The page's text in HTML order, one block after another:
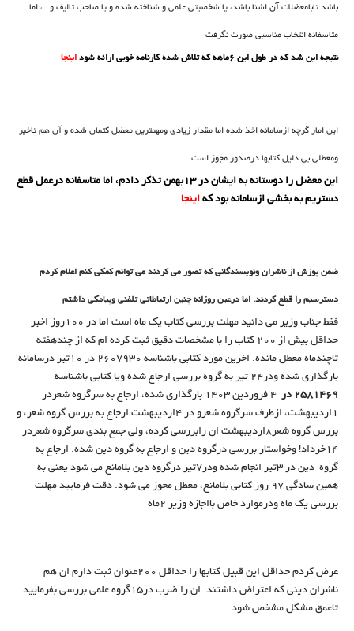
باشد تابامعضلات آن اشنا باشد، یا شخصیتی علمی و شناخته شده و یا صاحب تالیف و...، اما
متاسفانه انتخاب مناسبی صورت نگرفت
نتیجه این شد که در طول این 6ماهه که تلاش شده کارنامه خوبی ارائه شود اینجا
این امار گرچه ازسامانه اخذ شده اما مقدار زیادی ومهمترین معضل کتمان شده و آن هم تاخیر
ومعطلی بی دلیل کتابها درصدور مجوز است
این معضل را دوستانه به ایشان در 13بهمن تذکر دادم، اما متاسفانه درعمل قطع
دستریم به بخشی ازسامانه بود که اینجا
ضمن پوزش از ناشران ونویسندگانی که تصور می کردند می توانم کمکی کنم اعلام کردم
دسترسیم را قطع کردند. اما درعین روزانه چنین ارتباطاتی تلفنی وپیامکی داشتم
فقط جناب وزیر می دانید مهلت بررسی کتاب یک ماه است اما در 100روز اخیر
حداقل بیش از 200 کتاب را با مشخصات دقیق ثبت کرده ام که از چندهفته
تاچندماه معطل مانده. اخرین مورد کتابی باشناسه 2607930 در 10تیر درسامانه
بارگذاری شده ودر24 تیر به گروه بررسی ارجاع شده ویا کتابی باشناسه
2581469 در
4 فروردین 1403 بارگذاری شده، ارجاع به سرگروه شعردر
1اردیبهشت، ازطرف سرگروه شعرو در 4اردیبهشت ارجاع به بررس گروه شعر، و
بررس گروه شعر8اردیبهشت ان رابررسی کرده، ولی جمع بندی سرگروه شعردر
14خرداد! وخواستار بررسی درگروه دین و ارجاع به گروه دین شده. ارجاع به
گروه دین در 3تیر انجام شده ودر7تیر درگروه دین بلامانع می شود یعنی به
همین سادگی 97 روز کتابی بلامانع، معطل مجوز می شود. دقت فرمایید مهلت
بررسی یک ماه ودرموارد خاص بااجازه وزیر 2ماه
عرض کردم حداقل این قبیل کتابها را حداقل 200عنوان ثبت دارم ان هم
ناشران دینی که اعتراض داشتند. ان را ضرب در15گروه علمی بررسی بفرمایید
تاعمق مشکل مشخص شود